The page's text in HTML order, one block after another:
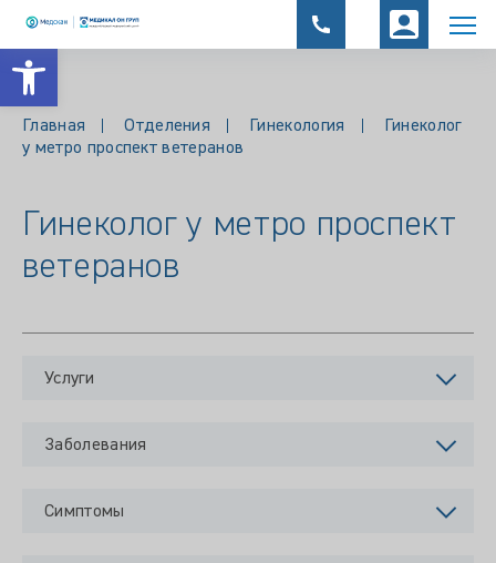
Открыть панель инструментов
Главная Отделения Гинекология
Гинеколог
у метро проспект ветеранов
Гинеколог у метро проспект
ветеранов
Услуги
Заболевания
Симптомы